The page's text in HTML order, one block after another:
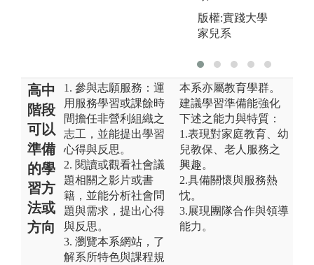
版權:實踐大學
家兒系
高中
階段
可以
準備
的學
習方
法或
方向
1. 參與志願服務：運
用服務學習或課餘時
間擔任非營利組織之
志工，並能提出學習
心得與反思。
2. 閱讀或觀看社會議
題相關之影片或書
籍，並能分析社會問
題與需求，提出心得
與反思。
3. 瀏覽本系網站，了
解系所特色與課程規
本系亦屬教育學群。
建議學習準備能強化
下述之能力與特質：
1.表現對家庭教育、幼
兒教保、老人服務之
興趣。
2.具備關懷與服務熱
忱。
3.展現團隊合作與領導
能力。